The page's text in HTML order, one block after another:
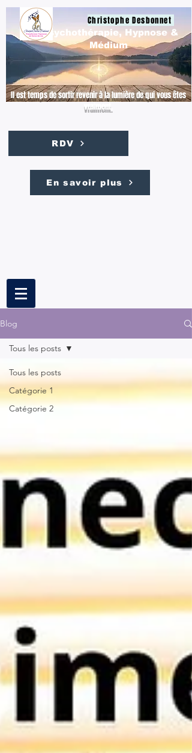
Christophe Desbonnet
Il est temps de sortir revenir à la lumière de qui vous êtes
vraiment.
Psychothérapie, Hypnose &
Médium
RDV
En savoir plus
Blog
Tous les posts
Catégorie 1
Catégorie 2
Tous les posts